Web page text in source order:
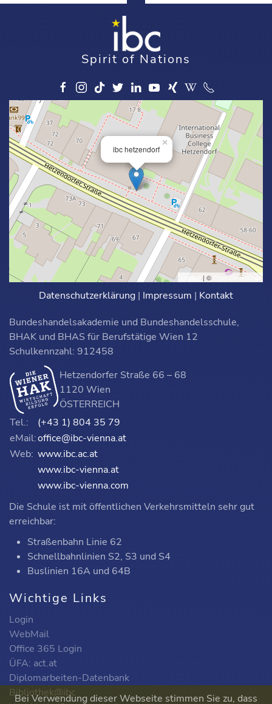
Spirit of Nations
ibc hetzendorf
×
Leaflet | © OpenStreetMap
Datenschutzerklärung | Impressum | Kontakt
Bundeshandelsakademie und Bundeshandelsschule,
BHAK und BHAS für Berufstätige Wien 12
Schulkennzahl: 912458
Hetzendorfer Straße 66 – 68
1120 Wien
ÖSTERREICH
Tel.:
(+43 1) 804 35 79
eMail:office@ibc-vienna.at
Web: www.ibc.ac.at
www.ibc-vienna.at
www.ibc-vienna.com
Die Schule ist mit öffentlichen Verkehrsmitteln sehr gut
erreichbar:
Straßenbahn Linie 62
Schnellbahnlinien S2, S3 und S4
Buslinien 16A und 64B
Wichtige Links
Login
WebMail
Office 365 Login
ÜFA: act.at
Diplomarbeiten-Datenbank
Bibliothek@ibc
Bei Verwendung dieser Webseite stimmen Sie zu, dass